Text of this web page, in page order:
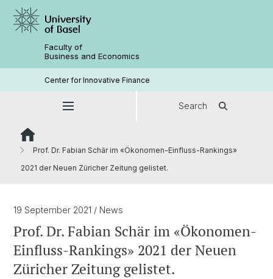
Faculty of
Business and Economics
Center for Innovative Finance
Search
Prof. Dr. Fabian Schär im «Ökonomen-Einfluss-Rankings»
2021 der Neuen Züricher Zeitung gelistet.
19 September 2021 / News
Prof. Dr. Fabian Schär im «Ökonomen-
Einfluss-Rankings» 2021 der Neuen
Züricher Zeitung gelistet.